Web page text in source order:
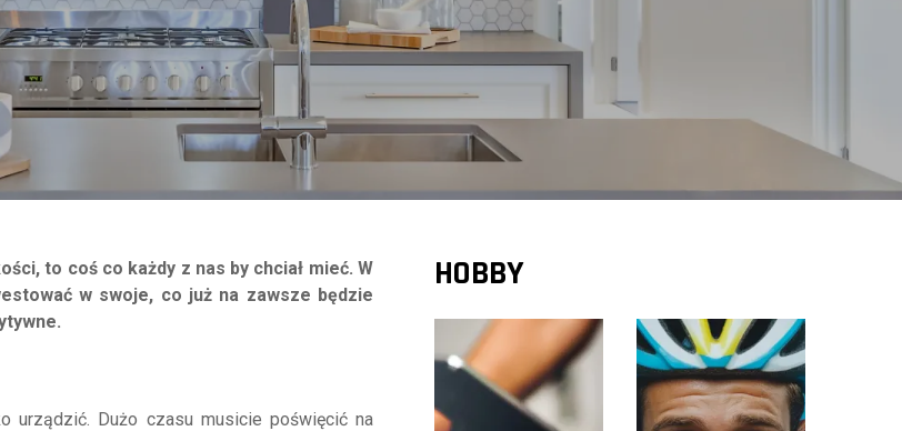
to coś co każdy z nas by chciał mieć. W
w swoje, co już na zawsze będzie
urządzić. Dużo czasu musicie poświęcić na
HOBBY